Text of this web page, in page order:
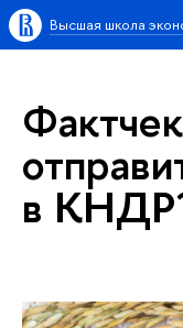
Высшая школа
в